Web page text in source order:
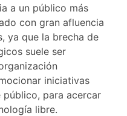
a un público más
con gran afluencia
ya que la brecha de
suele ser
iniciativas
para acercar
libre.